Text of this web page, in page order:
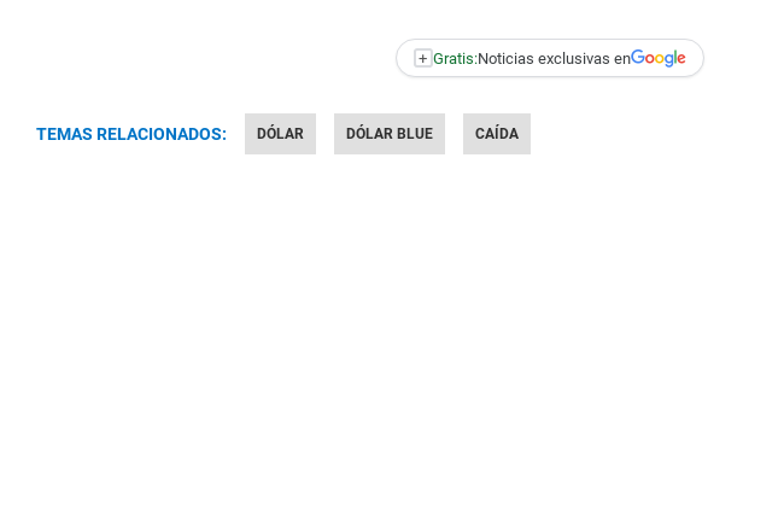
+ Gratis:Noticias exclusivas en
TEMAS RELACIONADOS: DÓLAR DÓLAR BLUE CAÍDA